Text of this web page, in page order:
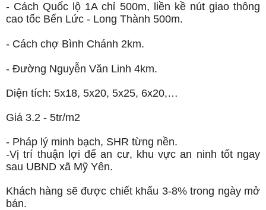
- Cách Quốc lộ 1A chỉ 500m, liền kề nút giao thông
cao tốc Bến Lức - Long Thành 500m.
- Cách chợ Bình Chánh 2km.
- Đường Nguyễn Văn Linh 4km.
Diện tích: 5x18, 5x20, 5x25, 6x20,…
Giá 3.2 - 5tr/m2
- Pháp lý minh bạch, SHR từng nền.
-Vị trí thuận lợi để an cư, khu vực an ninh tốt ngay
sau UBND xã Mỹ Yên.
Khách hàng sẽ được chiết khấu 3-8% trong ngày mở
bán.